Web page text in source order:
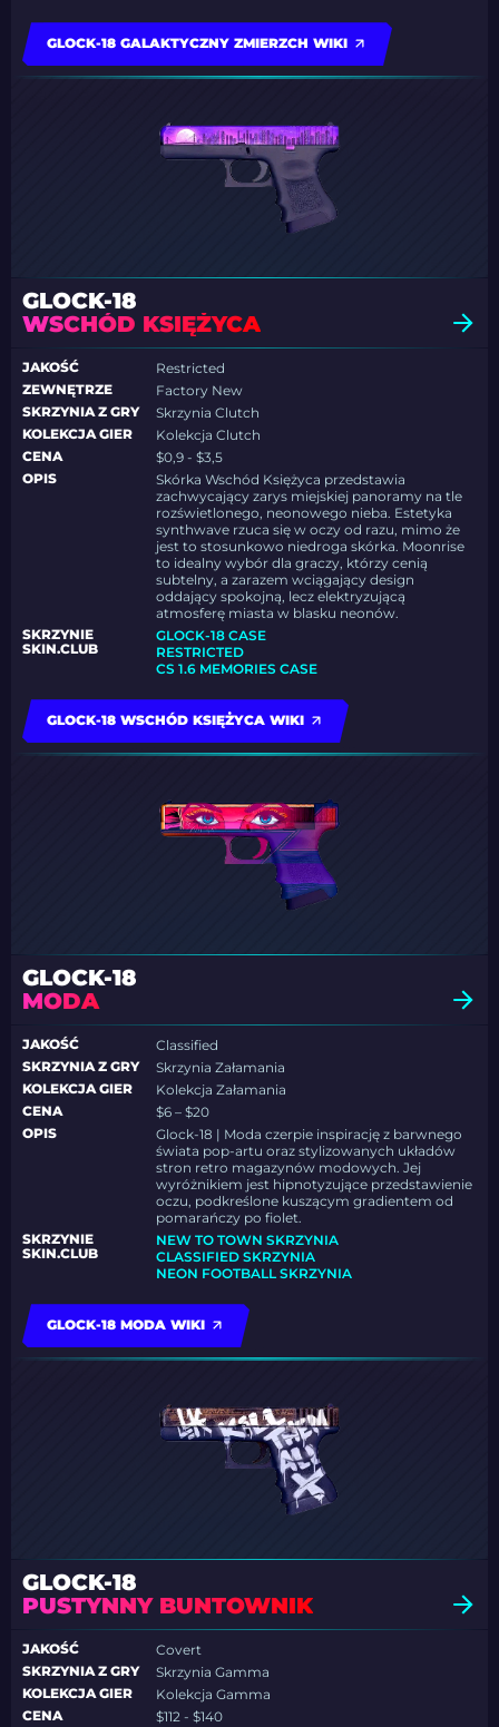
GLOCK-18 GALAKTYCZNY ZMIERZCH WIKI
GLOCK-18
WSCHÓD KSIĘŻYCA
JAKOŚĆ
Restricted
ZEWNĘTRZE
Factory New
SKRZYNIA Z GRY
Skrzynia Clutch
KOLEKCJA GIER
Kolekcja Clutch
CENA
$0,9 - $3,5
OPIS
Skórka Wschód Księżyca przedstawia
zachwycający zarys miejskiej panoramy na tle
rozświetlonego, neonowego nieba. Estetyka
synthwave rzuca się w oczy od razu, mimo że
jest to stosunkowo niedroga skórka. Moonrise
to idealny wybór dla graczy, którzy cenią
subtelny, a zarazem wciągający design
oddający spokojną, lecz elektryzującą
atmosferę miasta w blasku neonów.
SKRZYNIE
SKIN.CLUB
GLOCK-18 CASE
RESTRICTED
CS 1.6 MEMORIES CASE
GLOCK-18 WSCHÓD KSIĘŻYCA WIKI
GLOCK-18
MODA
JAKOŚĆ
Classified
SKRZYNIA Z GRY
Skrzynia Załamania
KOLEKCJA GIER
Kolekcja Załamania
CENA
$6 – $20
OPIS
Glock-18 | Moda czerpie inspirację z barwnego
świata pop-artu oraz stylizowanych układów
stron retro magazynów modowych. Jej
wyróżnikiem jest hipnotyzujące przedstawienie
oczu, podkreślone kuszącym gradientem od
pomarańczy po fiolet.
SKRZYNIE
SKIN.CLUB
NEW TO TOWN SKRZYNIA
CLASSIFIED SKRZYNIA
NEON FOOTBALL SKRZYNIA
GLOCK-18 MODA WIKI
GLOCK-18
PUSTYNNY BUNTOWNIK
JAKOŚĆ
Covert
SKRZYNIA Z GRY
Skrzynia Gamma
KOLEKCJA GIER
Kolekcja Gamma
CENA
$112 - $140